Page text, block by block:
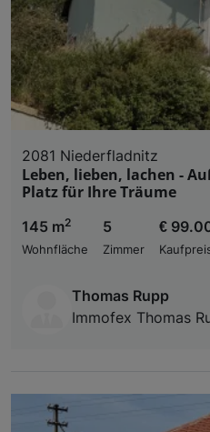
2081 Niederfladnitz
Leben, lieben, lachen -
Platz für Ihre Träume
145 m2
Wohnfläche
5
Zimmer
€
Thomas Rupp
Immofex Thomas